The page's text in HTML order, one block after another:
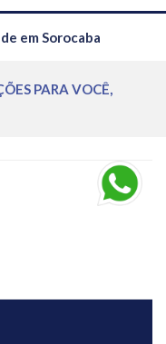
em Sorocaba
PARA VOCÊ,